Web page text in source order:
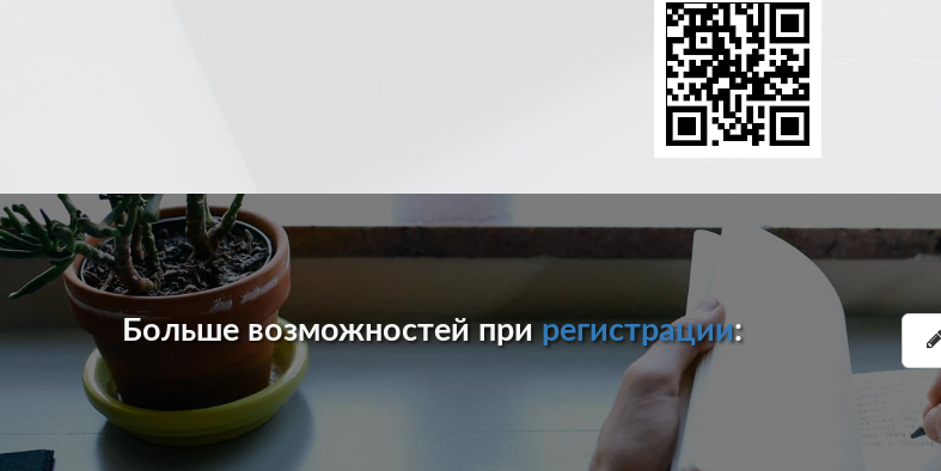
Больше возможностей прирегистрации: